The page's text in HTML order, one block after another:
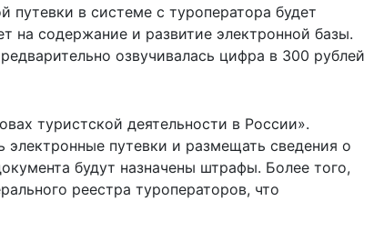
путевки в системе с туроператора будет
на содержание и развитие электронной базы.
озвучивалась цифра в 300 рублей
туристской деятельности в России».
путевки и размещать сведения о
будут назначены штрафы. Более того,
реестра туроператоров, что